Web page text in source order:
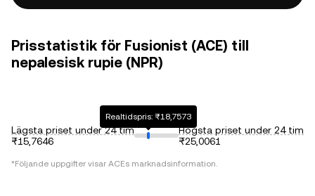
Prisstatistik för Fusionist (ACE) till
nepalesisk rupie (NPR)
Lägsta priset under 24 tim
₨15,7646
Realtidspris: ₨18,7573
Högsta priset under 24 tim
₨25,0061
*Följande uppgifter visar ACEs marknadsinformation.